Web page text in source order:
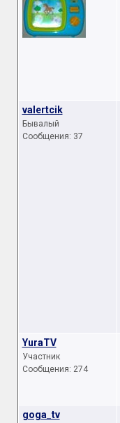
valertcik
Бывалый
Сообщения: 37
YuraTV
Участник
Сообщения: 274
goga_tv